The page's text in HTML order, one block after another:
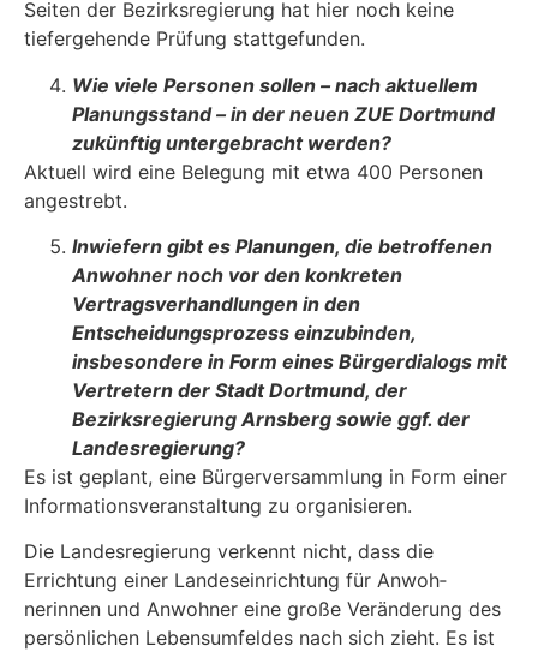
Seiten der Bezirksregierung hat hier noch keine
tiefergehende Prüfung stattgefun­den.
Wie viele Personen sollen – nach aktuellem
Planungsstand– in der neuen ZUE Dortmund
zukünftig untergebracht werden?
Aktuell wird eine Belegung mit etwa 400 Personen
angestrebt.
Inwiefern gibt es Planungen, die betroffenen
Anwohner noch vor den konkreten
Vertragsverhandlungen in den
Entscheidungsprozess einzubinden,
insbesondere in Form eines Bürgerdialogs mit
Vertretern der Stadt Dortmund, der
Bezirksregie­rung Arnsberg sowie ggf. der
Landesregierung?
Es ist geplant, eine Bürgerversammlung in Form einer
Informationsveranstaltung zu organi­sieren.
Die Landesregierung verkennt nicht, dass die
Errichtung einer Landeseinrichtung für Anwoh­
nerinnen und Anwohner eine große Veränderung des
persönlichen Lebensumfeldes nach sich zieht. Es ist